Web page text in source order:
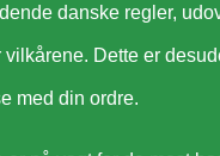
danske regler,
Dette er
med din ordre.